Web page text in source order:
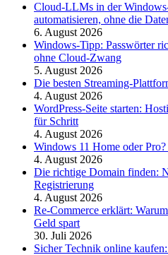
Cloud-LLMs in der
automatisieren, ohne die
6. August 2026
Windows-Tipp: Passwörter
ohne Cloud-Zwang
5. August 2026
Die besten Streaming-
4. August 2026
WordPress-Seite starten:
für Schritt
4. August 2026
Windows 11 Home oder
4. August 2026
Die richtige Domain finden:
Registrierung
4. August 2026
Re-Commerce erklärt:
Geld spart
30. Juli 2026
Sicher Technik online